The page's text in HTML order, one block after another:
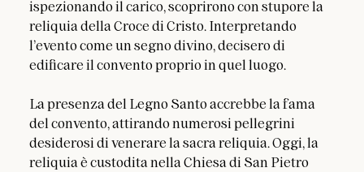
ispezionando il carico, scoprirono con stupore la
reliquia della Croce di Cristo. Interpretando
l’evento come un segno divino, decisero di
edificare il convento proprio in quel luogo.
La presenza del Legno Santo accrebbe la fama
del convento, attirando numerosi pellegrini
desiderosi di venerare la sacra reliquia. Oggi, la
reliquia è custodita nella Chiesa di San Pietro